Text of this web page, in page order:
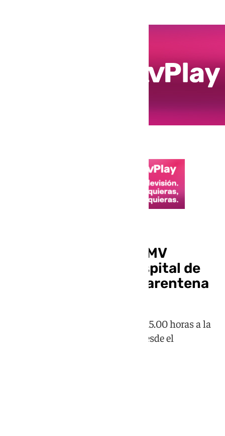
Los 14 españoles del MV
Hondius llegan al hospital de
Madrid para hacer cuarentena
Los tripulantes han llegado a las 15.00 horas a la
base aérea de Torrejón de Ardoz desde el